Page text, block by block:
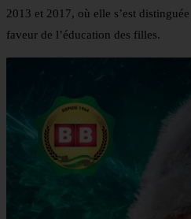
2013 et 2017, où elle s’est
faveur de l’éducation des filles.